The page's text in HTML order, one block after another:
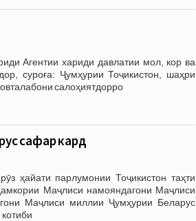
Агентии хариди давлатии мол, кор ва
суроға: Ҷумҳурии Тоҷикистон, шаҳри
салоҳиятдорро
сафар кард
ҳайати парлумонии Тоҷикистон таҳти
Маҷлиси намояндагони Маҷлиси
Маҷлиси миллии Ҷумҳурии Беларус